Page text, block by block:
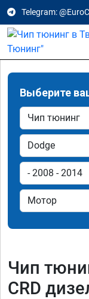
Telegram:
Выберите
Чип
CRD